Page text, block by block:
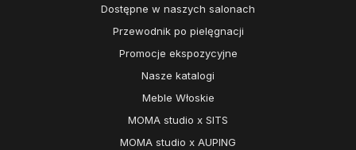
Dostępne w naszych salonach
Przewodnik po pielęgnacji
Promocje ekspozycyjne
Nasze katalogi
Meble Włoskie
MOMA studio x SITS
MOMA studio x AUPING